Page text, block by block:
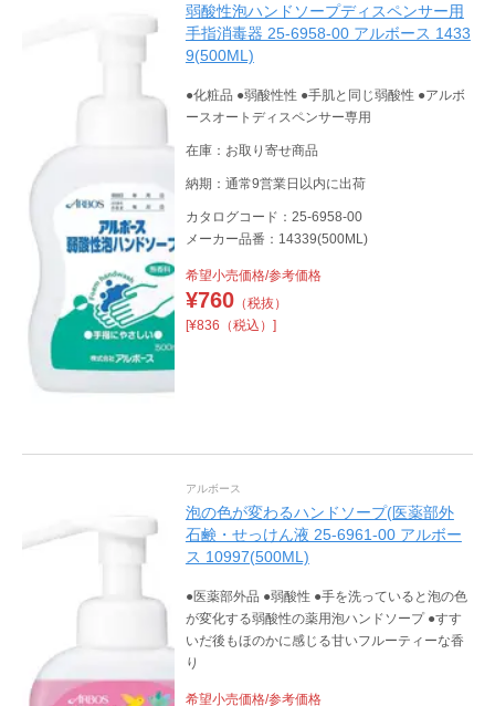
弱酸性泡ハンドソープディスペンサー用
手指消毒器 25-6958-00 アルボース 1433
9(500ML)
●化粧品 ●弱酸性性 ●手肌と同じ弱酸性 ●アルボ
ースオートディスペンサー専用
在庫：お取り寄せ商品
納期：通常9営業日以内に出荷
カタログコード：25-6958-00
メーカー品番：14339(500ML)
希望小売価格/参考価格
¥760（税抜）
[¥836（税込）]
アルボース
泡の色が変わるハンドソープ(医薬部外
石鹸・せっけん液 25-6961-00 アルボー
ス 10997(500ML)
●医薬部外品 ●弱酸性 ●手を洗っていると泡の色
が変化する弱酸性の薬用泡ハンドソープ ●すす
いだ後もほのかに感じる甘いフルーティーな香
り
希望小売価格/参考価格